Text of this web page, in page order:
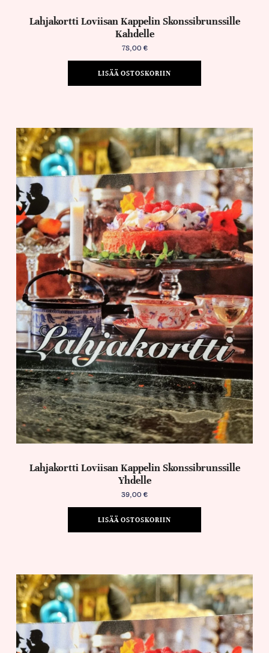
Lahjakortti Loviisan Kappelin Skonssibrunssille
Kahdelle
78,00 €
LISÄÄ OSTOSKORIIN
Lahjakortti Loviisan Kappelin Skonssibrunssille
Yhdelle
39,00 €
LISÄÄ OSTOSKORIIN